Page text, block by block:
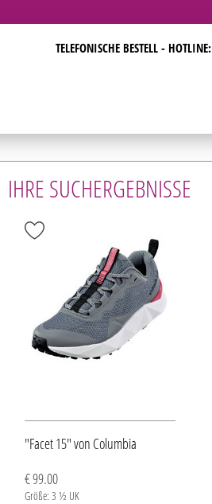
TELEFONISCHE BESTELL - HOTLINE:
IHRE SUCHERGEBNISSE
"Facet 15" von Columbia
€ 99.00
Größe: 3 ½ UK